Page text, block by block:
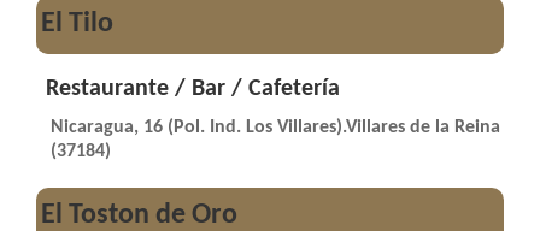
El Tilo
Restaurante / Bar / Cafetería
Nicaragua, 16 (Pol. Ind. Los Villares).Villares de la Reina
(37184)
El Toston de Oro